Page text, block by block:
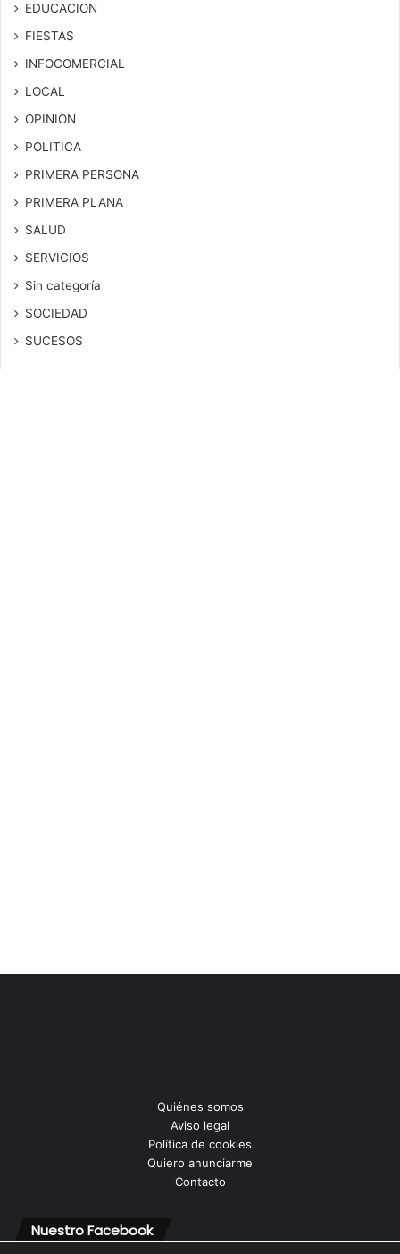
EDUCACION
FIESTAS
INFOCOMERCIAL
LOCAL
OPINION
POLITICA
PRIMERA PERSONA
PRIMERA PLANA
SALUD
SERVICIOS
Sin categoría
SOCIEDAD
SUCESOS
Quiénes somos
Aviso legal
Política de cookies
Quiero anunciarme
Contacto
Nuestro Facebook